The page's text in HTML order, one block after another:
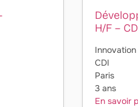
H/F –
Innovation
CDI
Paris
3 ans
En savoir